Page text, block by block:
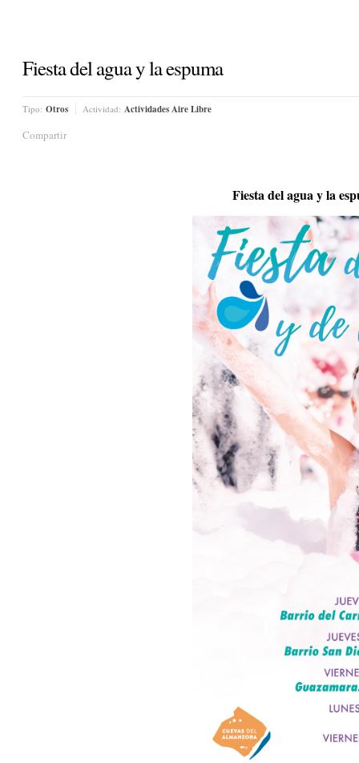
Fiesta del agua y la espuma
Tipo: Otros Actividad: Actividades Aire Libre
Compartir
Fiesta del agua y la